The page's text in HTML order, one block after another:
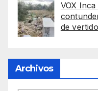
VOX Inca
de
Archivos